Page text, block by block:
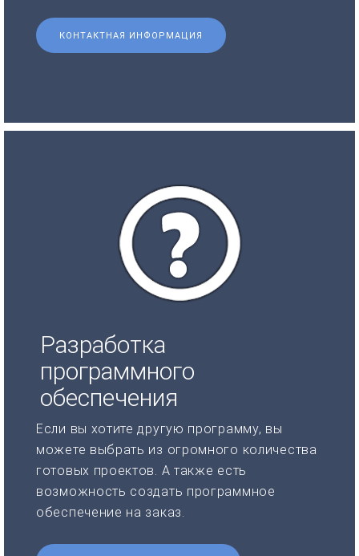
КОНТАКТНАЯ ИНФОРМАЦИЯ
Разработка
программного
обеспечения
Если вы хотите другую программу, вы
можете выбрать из огромного количества
готовых проектов. А также есть
возможность создать программное
обеспечение на заказ.